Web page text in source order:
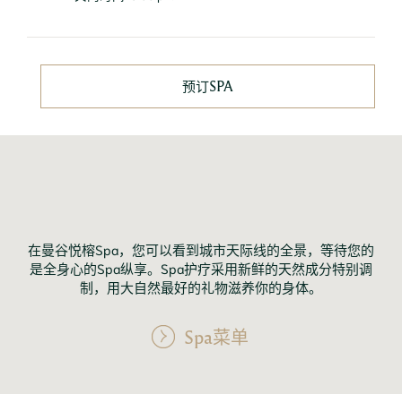
预订SPA
在曼谷悦榕Spa，您可以看到城市天际线的全景，等待您的
是全身心的Spa纵享。Spa护疗采用新鲜的天然成分特别调
制，用大自然最好的礼物滋养你的身体。
Spa菜单